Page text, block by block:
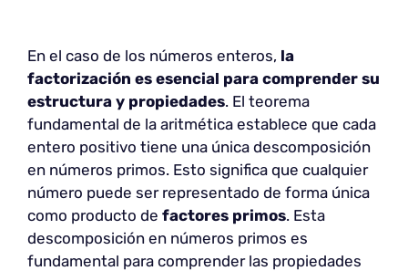
En el caso de los números enteros, la
factorización es esencial para comprender su
estructura y propiedades. El teorema
fundamental de la aritmética establece que cada
entero positivo tiene una única descomposición
en números primos. Esto significa que cualquier
número puede ser representado de forma única
como producto de factores primos. Esta
descomposición en números primos es
fundamental para comprender las propiedades